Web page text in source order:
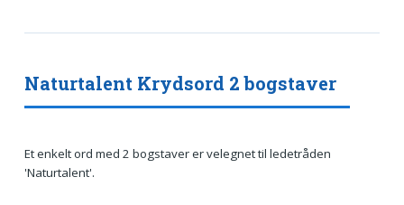
Naturtalent Krydsord 2 bogstaver
Et enkelt ord med 2 bogstaver er velegnet til ledetråden
'Naturtalent'.